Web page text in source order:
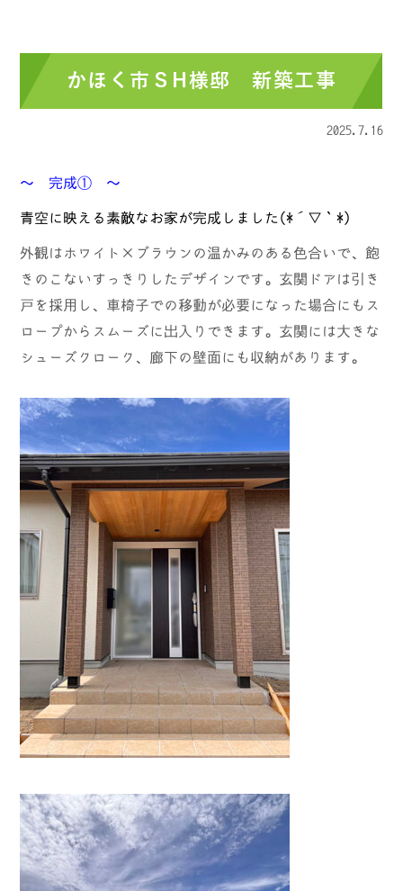
かほく市ＳH様邸 新築工事
2025.7.16
～ 完成① ～
青空に映える素敵なお家が完成しました(*´▽｀*)
外観はホワイト×ブラウンの温かみのある色合いで、飽
きのこないすっきりしたデザインです。玄関ドアは引き
戸を採用し、車椅子での移動が必要になった場合にもス
ロープからスムーズに出入りできます。玄関には大きな
シューズクローク、廊下の壁面にも収納があります。